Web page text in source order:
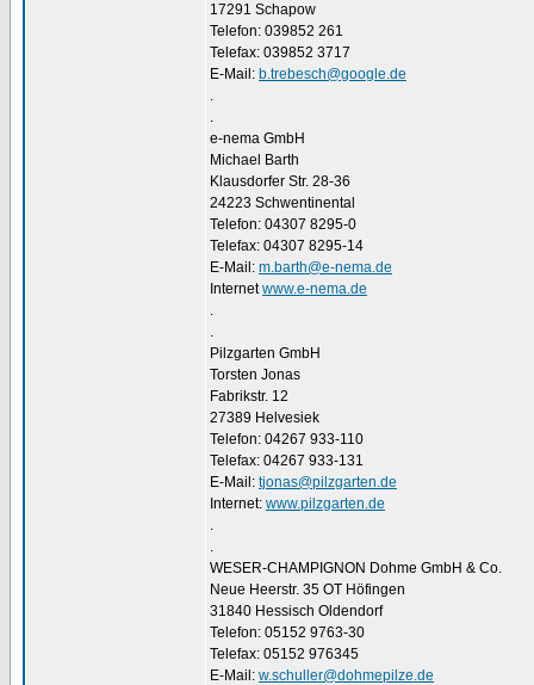
17291 Schapow
Telefon: 039852 261
Telefax: 039852 3717
E-Mail: b.trebesch@google.de
.
.
e-nema GmbH
Michael Barth
Klausdorfer Str. 28-36
24223 Schwentinental
Telefon: 04307 8295-0
Telefax: 04307 8295-14
E-Mail: m.barth@e-nema.de
Internetwww.e-nema.de
.
.
Pilzgarten GmbH
Torsten Jonas
Fabrikstr. 12
27389 Helvesiek
Telefon: 04267 933-110
Telefax: 04267 933-131
E-Mail: tjonas@pilzgarten.de
Internet: www.pilzgarten.de
.
.
WESER-CHAMPIGNON Dohme GmbH & Co.
Neue Heerstr. 35 OT Höfingen
31840 Hessisch Oldendorf
Telefon: 05152 9763-30
Telefax: 05152 976345
E-Mail: w.schuller@dohmepilze.de